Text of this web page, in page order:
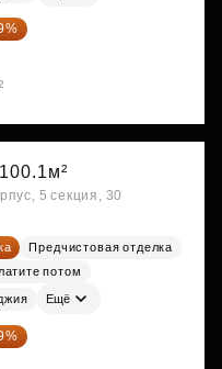
100.1м²
5 секция, 30
Предчистовая отделка
потом
Ещё